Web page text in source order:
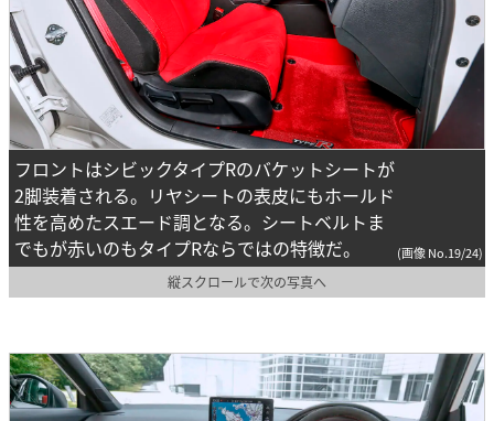
フロントはシビックタイプRのバケットシートが
2脚装着される。リヤシートの表皮にもホールド
性を高めたスエード調となる。シートベルトま
でもが赤いのもタイプRならではの特徴だ。
(画像 No.19/24)
縦スクロールで次の写真へ